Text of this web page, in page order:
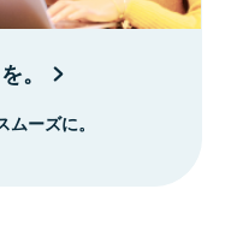
。
ーズに。